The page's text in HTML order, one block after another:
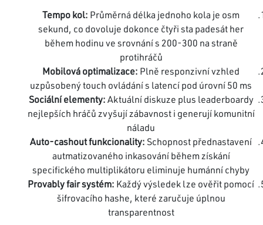
Tempo kol: Průměrná délka jednoho kola je osm
sekund, co dovoluje dokonce čtyři sta padesát her
během hodinu ve srovnání s 200-300 na straně
protihráčů
Mobilová optimalizace: Plně responzivní vzhled
uzpůsobený touch ovládání s latencí pod úrovní 50 ms
Sociální elementy:Aktuální diskuze plus leaderboardy
nejlepších hráčů zvyšují zábavnost i generují komunitní
náladu
Auto-cashout funkcionality: Schopnost přednastavení
autmatizovaného inkasování během získání
specifického multiplikátoru eliminuje humánní chyby
Provably fair systém: Každý výsledek lze ověřit pomocí
šifrovacího hashe, které zaručuje úplnou
transparentnost